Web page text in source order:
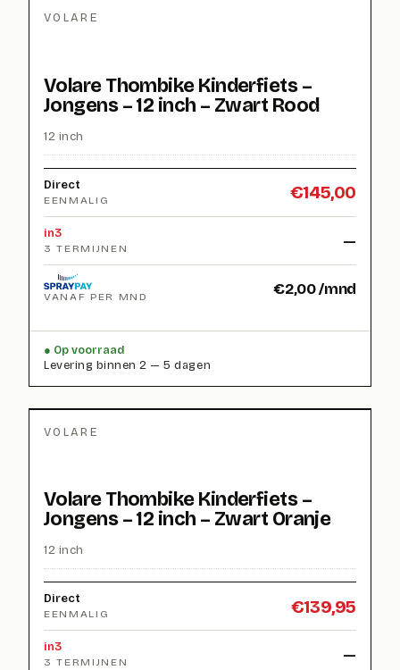
VOLARE
Volare Thombike Kinderfiets –
Jongens – 12 inch – Zwart Rood
12 inch
Direct
EENMALIG €145,00
in3
3 TERMIJNEN —
VANAF PER MND €2,00/mnd
Op voorraad
Levering binnen 2 — 5 dagen
VOLARE
Volare Thombike Kinderfiets –
Jongens – 12 inch – Zwart Oranje
12 inch
Direct
EENMALIG €139,95
in3
3 TERMIJNEN —